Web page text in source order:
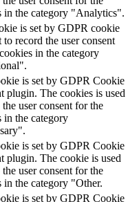
in the category "Analytics".
is set by GDPR cookie
to record the user consent
in the category
is set by GDPR Cookie
plugin. The cookies is used
the user consent for the
in the category
is set by GDPR Cookie
plugin. The cookie is used
the user consent for the
in the category "Other.
is set by GDPR Cookie